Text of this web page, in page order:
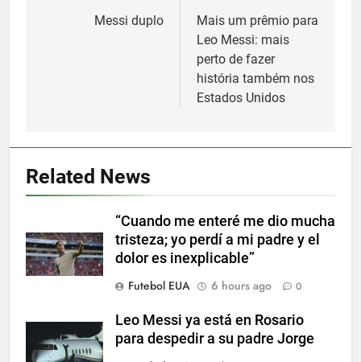
navigationMessi duplo
Mais um prêmio para
Leo Messi: mais
perto de fazer
história também nos
Estados Unidos
Related News
“Cuando me enteré me dio mucha
tristeza; yo perdí a mi padre y el
dolor es inexplicable”
Futebol EUA
6 hours ago 0
Leo Messi ya está en Rosario
para despedir a su padre Jorge
5
Messi imparable
6
Cambios en la MLS